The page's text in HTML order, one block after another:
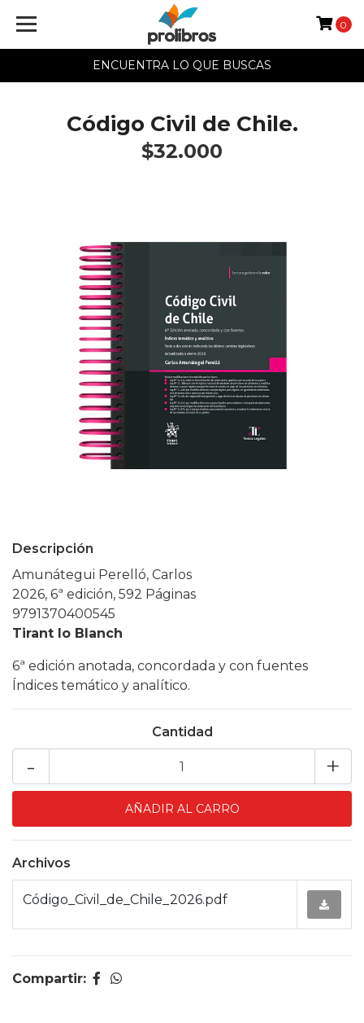
ENCUENTRA LO QUE BUSCAS
0
Código Civil de Chile.
$32.000
Descripción
Amunátegui Perelló, Carlos
2026, 6ª edición, 592 Páginas
9791370400545
Tirant lo Blanch
6ª edición anotada, concordada y con fuentes
Índices temático y analítico.
Cantidad
+
-
Archivos
Código_Civil_de_Chile_2026.pdf
Compartir: